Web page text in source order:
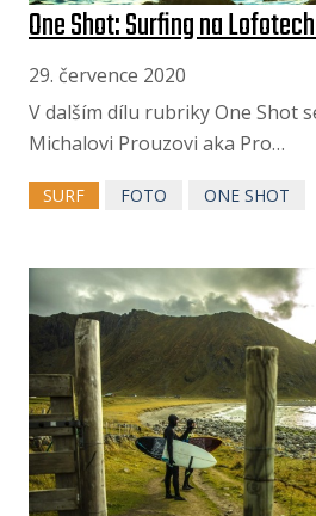
One Shot: Surfing na
29. července 2020
V dalším dílu rubriky One Shot
Michalovi Prouzovi aka Pro…
SURF FOTO ONE SHOT